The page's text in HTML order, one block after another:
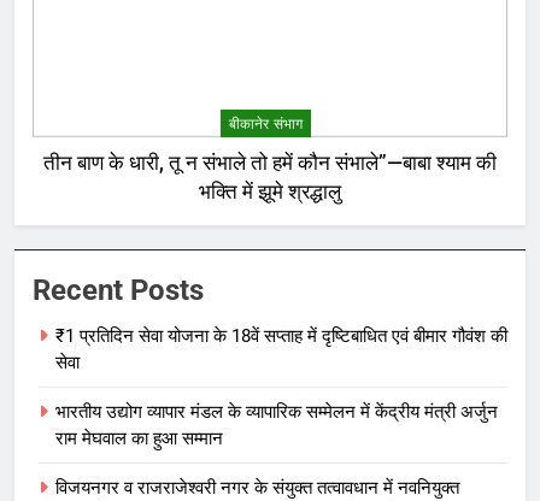
बीकानेर संभाग
तीन बाण के धारी, तू न संभाले तो हमें कौन संभाले”—बाबा श्याम की
भक्ति में झूमे श्रद्धालु
Recent Posts
₹1 प्रतिदिन सेवा योजना के 18वें सप्ताह में दृष्टिबाधित एवं बीमार गौवंश की
सेवा
भारतीय उद्योग व्यापार मंडल के व्यापारिक सम्मेलन में केंद्रीय मंत्री अर्जुन
राम मेघवाल का हुआ सम्मान
विजयनगर व राजराजेश्वरी नगर के संयुक्त तत्वावधान में नवनियुक्त